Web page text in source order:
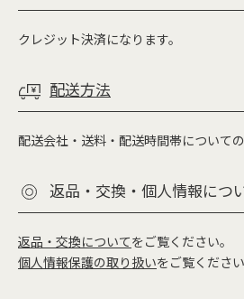
クレジット決済になります。
配送方法
配送会社・送料・配送時間帯についての
返品・交換・個人情報につ
返品・交換についてをご覧ください。
個人情報保護の取り扱いをご覧ください